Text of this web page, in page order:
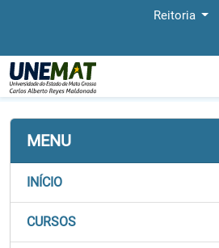
Reitoria
Página Inicial
MENU
INÍCIO
CURSOS